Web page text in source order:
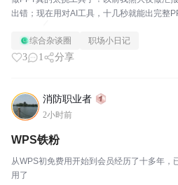
出错；现在用对AI工具，十几秒就能出完整
I PPT到底该怎么选？说实...
综合杂谈圈 职场小日记
3 1 分享
消防职业者
2小时前
WPS铁粉
从WPS初免费用开始到会员经历了十多年，
用了